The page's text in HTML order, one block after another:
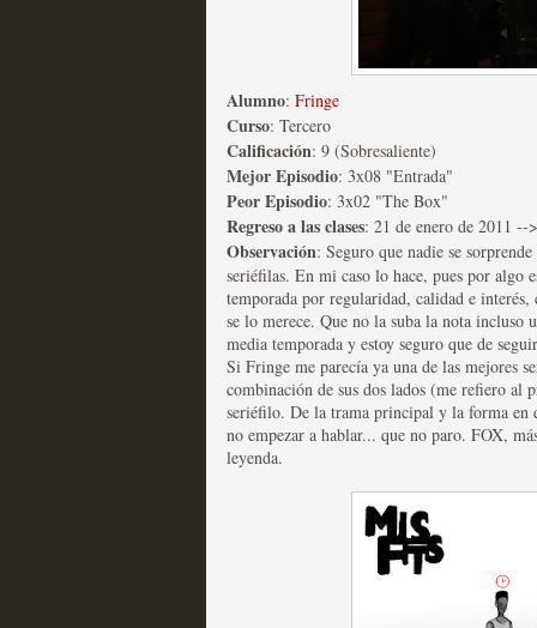
Recomendación de la semana
Las temporadas de
MOLTISANTI
Recomendación de la semana
Galería con los
Alumno: Fringe
Curso: Tercero
Calificación: 9 (Sobresaliente)
Mejor Episodio: 3x08 "Entrada"
Peor Episodio: 3x02 "The Box"
Regreso a las clases: 21 de enero de 2011
Observación: Seguro que nadie se
seriéfilas. En mi caso lo hace, pues por algo
temporada por regularidad, calidad e interés,
se lo merece. Que no la suba la nota incluso
media temporada y estoy seguro que de
Si Fringe me parecía ya una de las mejores
combinación de sus dos lados (me refiero al
seriéfilo. De la trama principal y la forma en
no empezar a hablar... que no paro. FOX,
leyenda.